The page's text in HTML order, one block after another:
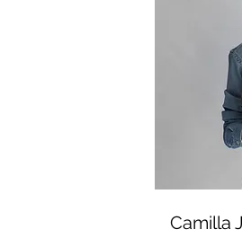
Camilla